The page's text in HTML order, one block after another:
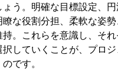
う。明確な目標設定、
な役割分担、柔軟な姿
。これらを意識し、そ
していくことが、プロ
です。